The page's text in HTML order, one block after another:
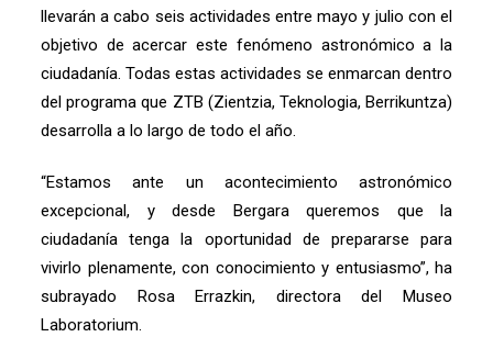
llevarán a cabo seis actividades entre mayo y julio con el
objetivo de acercar este fenómeno astronómico a la
ciudadanía. Todas estas actividades se enmarcan dentro
del programa que ZTB (Zientzia, Teknologia, Berrikuntza)
desarrolla a lo largo de todo el año.
“Estamos ante un acontecimiento astronómico
excepcional, y desde Bergara queremos que la
ciudadanía tenga la oportunidad de prepararse para
vivirlo plenamente, con conocimiento y entusiasmo”, ha
subrayado Rosa Errazkin, directora del Museo
Laboratorium.